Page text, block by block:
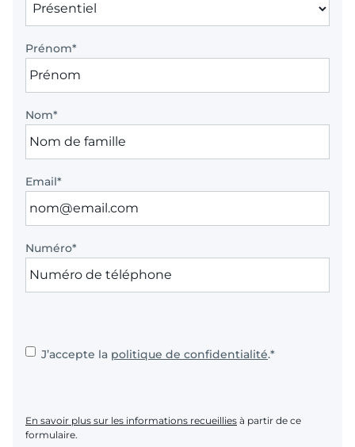
Prénom*
Nom*
Email*
Numéro*
Consent*
J’accepte la politique de confidentialité.*
En savoir plus sur les informations recueillies à partir de ce
formulaire.